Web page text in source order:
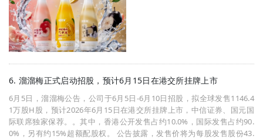
6. 溜溜梅正式启动招股，预计6月15日在港交所挂牌上市
6月5日，溜溜梅公告，公司于6月5日-6月10日招股，拟全球发售1146.4
1万股H股，预计2026年6月15日在港交所挂牌上市，中信证券、国元国
际联席独家保荐。。其中，香港公开发售占约10.0%，国际发售占约90.
0%，另有约15%超额配股权。 公告披露，发售价将为每股发售股份43.